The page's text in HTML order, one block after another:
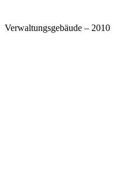
Verwaltungsgebäude – 2010